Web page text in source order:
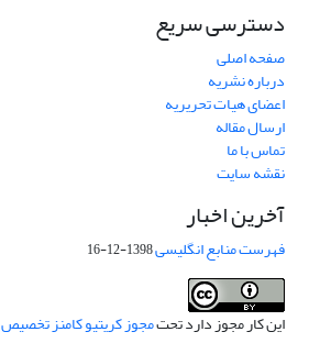
دسترسی سریع
صفحه اصلی
درباره نشریه
اعضای هیات تحریریه
ارسال مقاله
تماس با ما
نقشه سایت
آخرین اخبار
فهرست منابع انگلیسی1398-12-16
این کار مجوز دارد تحتمجوز کریتیو کامنز تخصیص 4.0 بین‌المللی